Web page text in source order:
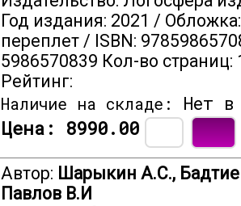
Год издания: 2021 /
переплет / ISBN:
5986570839 Кол-во страниц:
Рейтинг:
Наличие на складе:
Нет
Цена: 8990.00
Автор: Шарыкин А.С.,
Павлов В.И